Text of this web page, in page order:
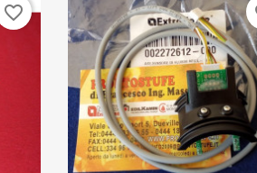
favorite_border